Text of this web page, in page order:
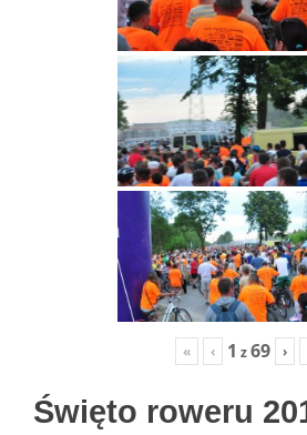
« ‹ 1 z69 ›
Święto roweru